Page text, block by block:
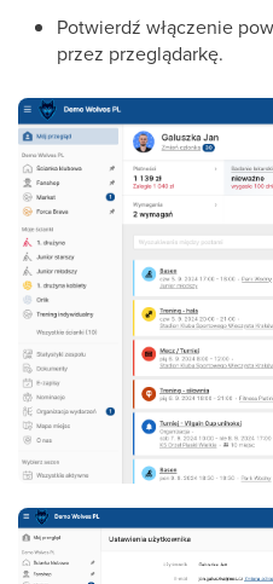
Potwierdź włączenie
przez przeglądarkę.